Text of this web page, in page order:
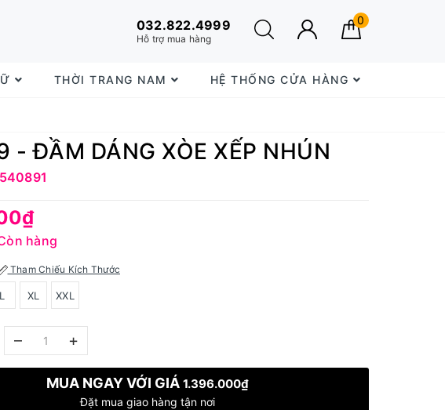
032.822.4999
Hỗ trợ mua hàng
0
THỜI TRANG NAM HỆ THỐNG CỬA HÀNG
- ĐẦM DÁNG XÒE XẾP NHÚN
hàng
Tham Chiếu Kích Thước
L XL XXL
– +
MUA NGAY VỚI GIÁ 1.396.000₫
Đặt mua giao hàng tận nơi